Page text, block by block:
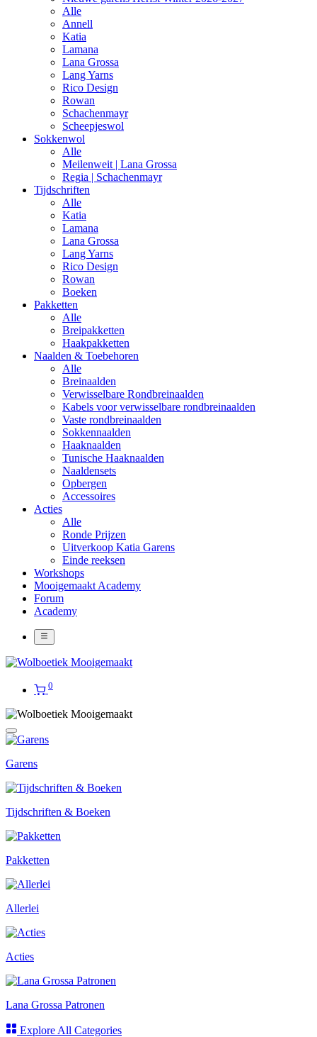
Alle
Annell
Katia
Lamana
Lana Grossa
Lang Yarns
Rico Design
Rowan
Schachenmayr
Scheepjeswol
Sokkenwol
Alle
Meilenweit | Lana Grossa
Regia | Schachenmayr
Tijdschriften
Alle
Katia
Lamana
Lana Grossa
Lang Yarns
Rico Design
Rowan
Boeken
Pakketten
Alle
Breipakketten
Haakpakketten
Naalden & Toebehoren
Alle
Breinaalden
Verwisselbare Rondbreinaalden
Kabels voor verwisselbare rondbreinaalden
Vaste rondbreinaalden
Sokkennaalden
Haaknaalden
Tunische Haaknaalden
Naaldensets
Opbergen
Accessoires
Acties
Alle
Ronde Prijzen
Uitverkoop Katia Garens
Einde reeksen
Workshops
Mooigemaakt Academy
Forum
Academy
0
Garens
Tijdschriften & Boeken
Pakketten
Allerlei
Acties
Lana Grossa Patronen
Explore All Categories